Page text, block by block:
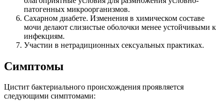
патогенных микроорганизмов.
Сахарном диабете. Изменения в химическом составе
мочи делают слизистые оболочки менее устойчивыми к
инфекциям.
Участии в нетрадиционных сексуальных практиках.
Симптомы
Цистит бактериального происхождения проявляется
следующими симптомами: